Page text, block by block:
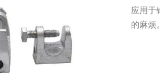
应用于
的麻烦